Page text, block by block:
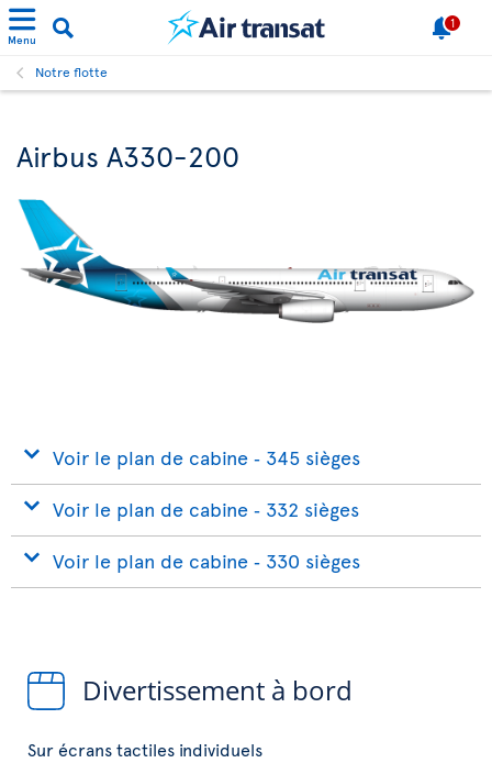
Menu
1
Notre flotte
Airbus A330-200
Voir le plan de cabine ‐ 345 sièges
Voir le plan de cabine ‐ 332 sièges
Voir le plan de cabine ‐ 330 sièges
Divertissement à bord
Sur écrans tactiles individuels